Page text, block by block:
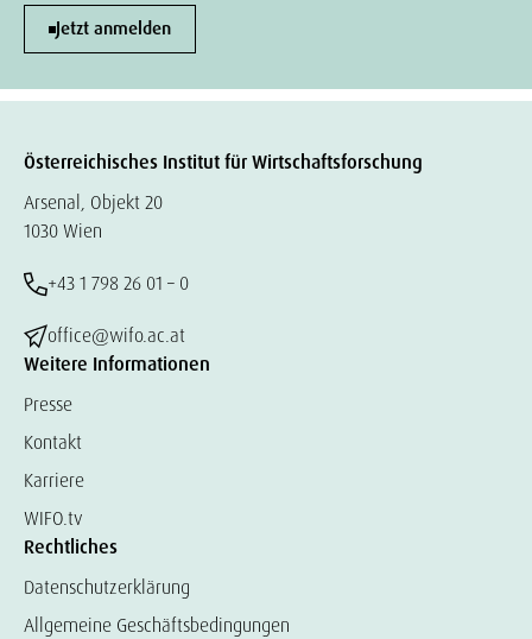
Jetzt anmelden
Österreichisches Institut für Wirtschaftsforschung
Arsenal, Objekt 20
1030 Wien
+43 1 798 26 01 – 0
office@wifo.ac.at
Weitere Informationen
Presse
Kontakt
Karriere
WIFO.tv
Rechtliches
Datenschutzerklärung
Allgemeine Geschäftsbedingungen